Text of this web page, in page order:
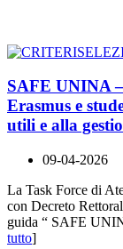
SAFE UNINA
Erasmus e
utili e alla
09-04-2026
La Task Force di
con Decreto
guida “ SAFE
tutto]